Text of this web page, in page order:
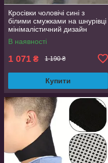
Кросівки чоловічі сині з
білими смужками на шнурівці
мінімалістичний дизайн
розмір 44 (EU 43.5, стелька
27.5 см)
В наявності
1 071 ₴ 1 190 ₴
Купити